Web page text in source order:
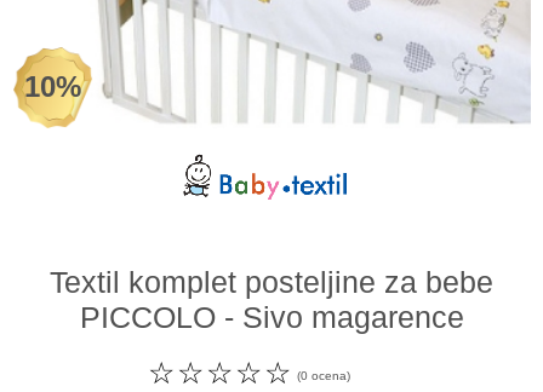
AKCIJA
Prodavnica
10%
Textil komplet posteljine za bebe
PICCOLO - Sivo magarence
☆
☆
☆
☆
☆ (0 ocena)